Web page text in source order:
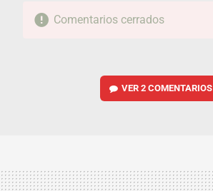
Comentarios cerrados
VER2 COMENTARIOS